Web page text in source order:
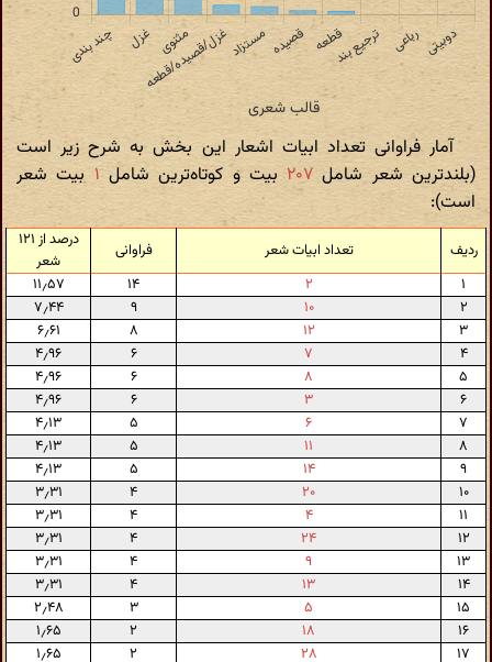
آمار فراوانی تعداد ابیات اشعار این بخش به شرح زیر است
(بلندترین شعر شامل۲۰۷بیت و کوتاه‌ترین شامل۱ بیت شعر
است):
ردیف تعداد ابیات شعر فراوانی
درصد از ۱۲۱
شعر
۱
۲ ۱۴
۱۱٫۵۷
۲
۱۰ ۹
۷٫۴۴
۳
۱۲ ۸
۶٫۶۱
۴
۷ ۶
۴٫۹۶
۵
۸ ۶
۴٫۹۶
۶
۳ ۶
۴٫۹۶
۷
۶ ۵
۴٫۱۳
۸
۱۱ ۵
۴٫۱۳
۹
۱۴ ۵
۴٫۱۳
۱۰
۲۰ ۴
۳٫۳۱
۱۱
۴ ۴
۳٫۳۱
۱۲
۲۴ ۴
۳٫۳۱
۱۳
۹ ۴
۳٫۳۱
۱۴
۱۳ ۴
۳٫۳۱
۱۵
۵ ۳
۲٫۴۸
۱۶
۱۸ ۲
۱٫۶۵
۱۷
۲۸ ۲ ۱٫۶۵